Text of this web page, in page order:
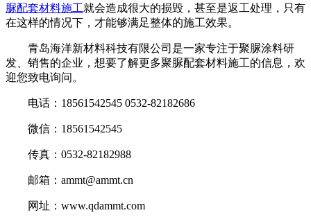
脲配套材料施工就会造成很大的损毁，甚至是返工处理，只有
在这样的情况下，才能够满足整体的施工效果。
青岛海洋新材料科技有限公司是一家专注于聚脲涂料研
发、销售的企业，想要了解更多聚脲配套材料施工的信息，欢
迎您致电询问。
电话：18561542545 0532-82182686
微信：18561542545
传真：0532-82182988
邮箱：ammt@ammt.cn
网址：www.qdammt.com